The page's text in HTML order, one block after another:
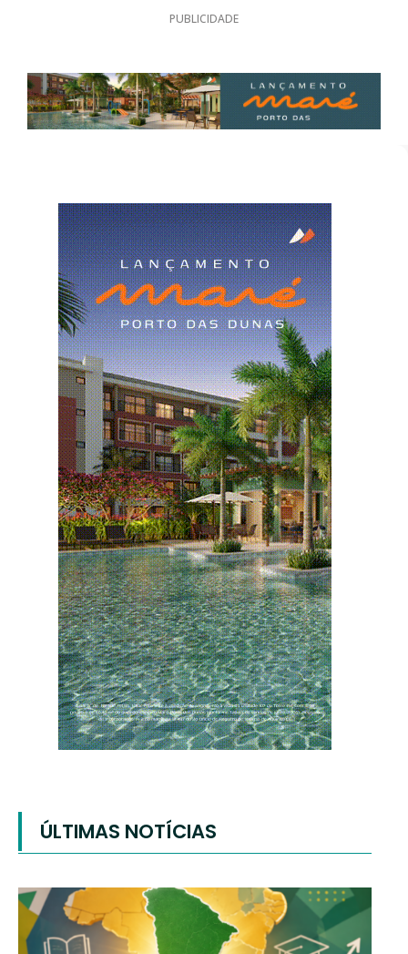
PUBLICIDADE
ÚLTIMAS NOTÍCIAS